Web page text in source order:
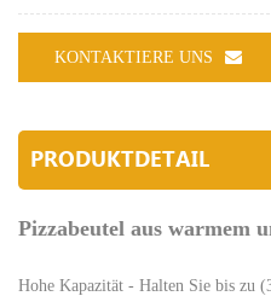
KONTAKTIERE UNS
PRODUKTDETAIL
Pizzabeutel aus warmem
Hohe Kapazität - Halten Sie bis zu